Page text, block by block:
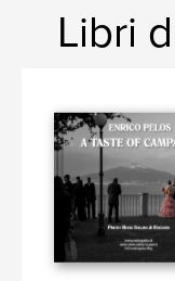
love amore
Libri